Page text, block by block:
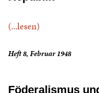
(...lesen)
Heft 8, Februar 1948
Föderalismus